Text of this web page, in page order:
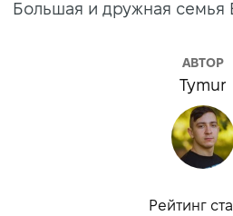
Большая и дружная семья
АВТОР
Tymur
Рейтинг